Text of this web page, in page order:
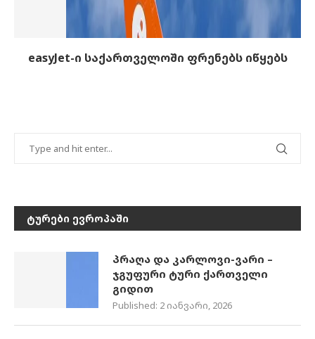
easyJet-ი საქართველოში ფრენებს იწყებს
ᲢᲣᲠᲔᲑᲘ ᲔᲕᲠᲝᲞᲐᲨᲘ
პრაღა და კარლოვი-ვარი –
ჯგუფური ტური ქართველი
გიდით
Published: 2 იანვარი, 2026